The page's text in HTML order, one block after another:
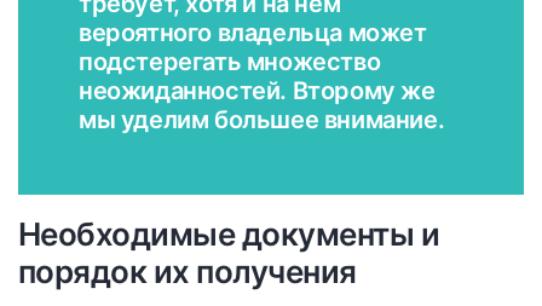
вероятного владельца может
подстерегать множество
неожиданностей. Второму же
мы уделим большее внимание.
Необходимые документы и
порядок их получения